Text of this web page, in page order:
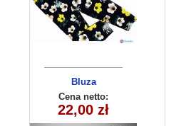
Bluza
dziecięca
290525-DB354
(6-14) 10szt
Cena netto:
22,00 zł